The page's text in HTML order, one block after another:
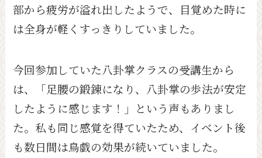
部から疲労が溢れ出したようで、目覚めた時に
は全身が軽くすっきりしていました。
今回参加していた八卦掌クラスの受講生から
は、「足腰の鍛錬になり、八卦掌の歩法が安定
したように感じます！」という声もありまし
た。私も同じ感覚を得ていたため、イベント後
も数日間は鳥戯の効果が続いていました。